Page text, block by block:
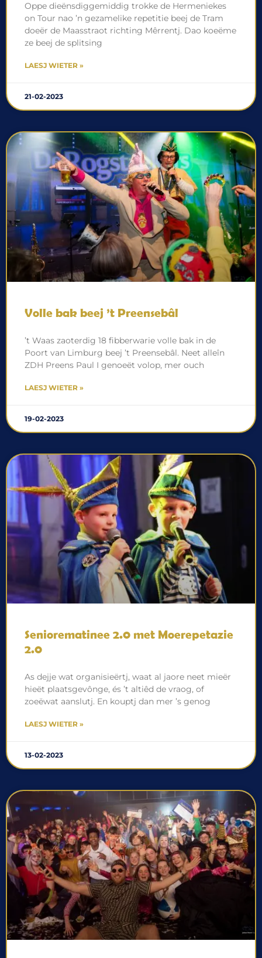
Oppe dieënsdiggemiddig trokke de Hermeniekes
on Tour nao ’n gezamelike repetitie beej de Tram
doeër de Maasstraot richting Mêrrentj. Dao koeëme
ze beej de splitsing
LAESJ WIETER »
21-02-2023
Volle bak beej ’t Preensebâl
’t Waas zaoterdig 18 fibberwarie volle bak in de
Poort van Limburg beej ’t Preensebâl. Neet alleîn
ZDH Preens Paul I genoeët volop, mer ouch
LAESJ WIETER »
19-02-2023
Seniorematinee 2.0 met Moerepetazie
2.0
As dejje wat organisieërtj, waat al jaore neet mieër
hieët plaatsgevônge, és ’t altiêd de vraog, of
zoeëwat aanslutj. En kouptj dan mer ’s genog
LAESJ WIETER »
13-02-2023